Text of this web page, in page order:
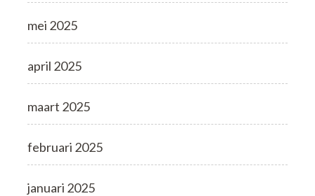
mei 2025
april 2025
maart 2025
februari 2025
januari 2025